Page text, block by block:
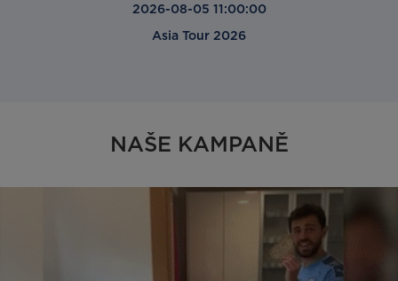
2026-08-05 11:00:00
Asia Tour 2026
NAŠE KAMPANĚ